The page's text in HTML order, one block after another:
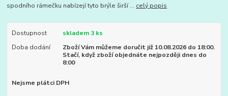
spodního rámečku nabízejí tyto brýle širší ... celý popis
Dostupnost
skladem 3 ks
Doba dodání
Zboží Vám můžeme doručit již 10.08.2026 do 18:00.
Stačí, když zboží objednáte nejpozději dnes do
8:00
Nejsme plátci DPH